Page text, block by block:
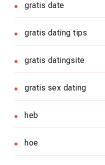
gratis date
gratis dating tips
gratis datingsite
gratis sex dating
heb
hoe